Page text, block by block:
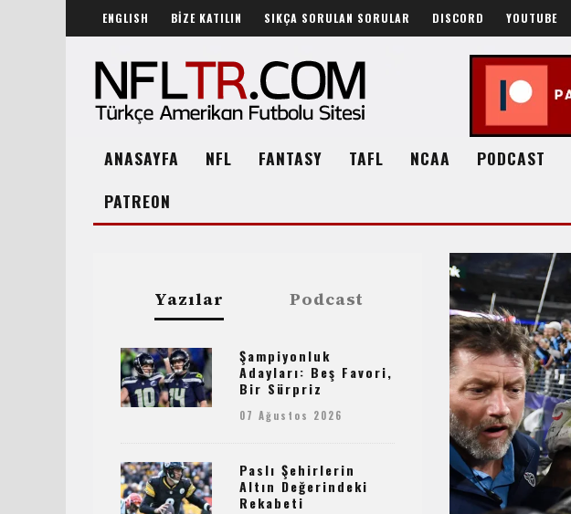
ENGLISH BİZE KATILIN SIKÇA SORULAN SORULAR DISCORD YOUTUBE
ANASAYFA NFL FANTASY TAFL NCAA PODCAST
PATREON
Yazılar Podcast
Şampiyonluk
Adayları: Beş Favori,
Bir Sürpriz
07 Ağustos 2026
Paslı Şehirlerin
Altın Değerindeki
Rekabeti